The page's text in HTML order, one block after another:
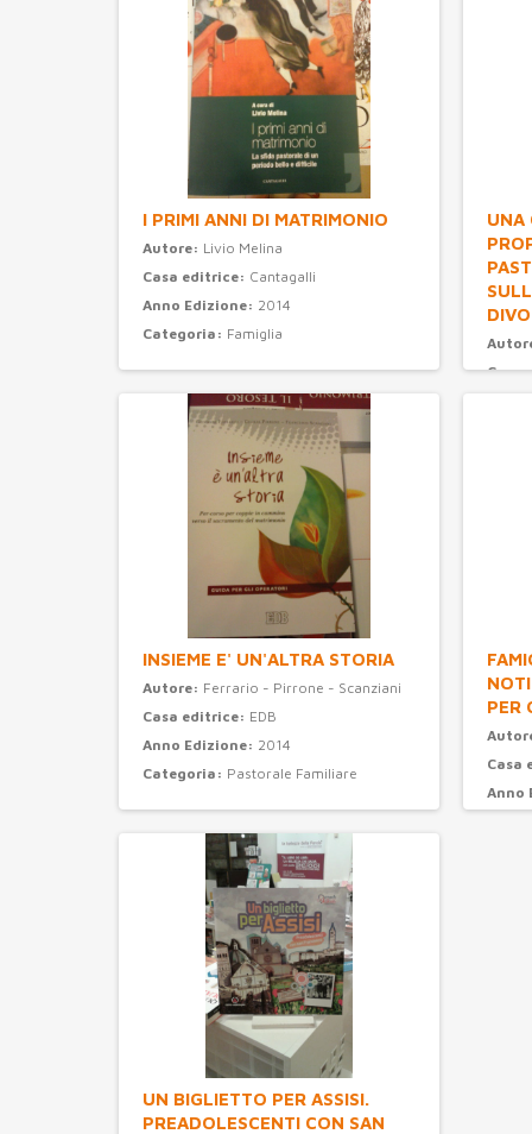
I PRIMI ANNI DI MATRIMONIO
Autore: Livio Melina
Casa editrice: Cantagalli
Anno Edizione: 2014
Categoria: Famiglia
UNA
Casa
INSIEME E' UN'ALTRA STORIA
Autore: Ferrario - Pirrone - Scanziani
Casa editrice: EDB
Anno Edizione: 2014
Categoria: Pastorale Familiare
PER
Casa
Anno
UN BIGLIETTO PER ASSISI.
PREADOLESCENTI CON SAN